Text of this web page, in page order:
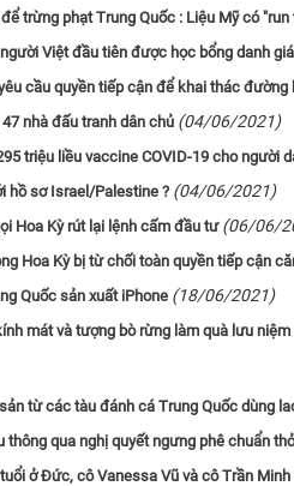
trừng phạt Trung Quốc : Liệu Mỹ có "run
Việt đầu tiên được học bổng danh
cầu quyền tiếp cận để khai thác đường
nhà đấu tranh dân chủ (04/06/2021)
triệu liều vaccine COVID-19 cho người
hồ sơ Israel/Palestine ? (04/06/2021)
Hoa Kỳ rút lại lệnh cấm đầu tư (06/06/
Hoa Kỳ bị từ chối toàn quyền tiếp cận
Quốc sản xuất iPhone (18/06/2021)
mát và tượng bò rừng làm quà lưu niệm
từ các tàu đánh cá Trung Quốc dùng
thông qua nghị quyết ngưng phê chuẩn
ở Đức, cô Vanessa Vũ và cô Trần